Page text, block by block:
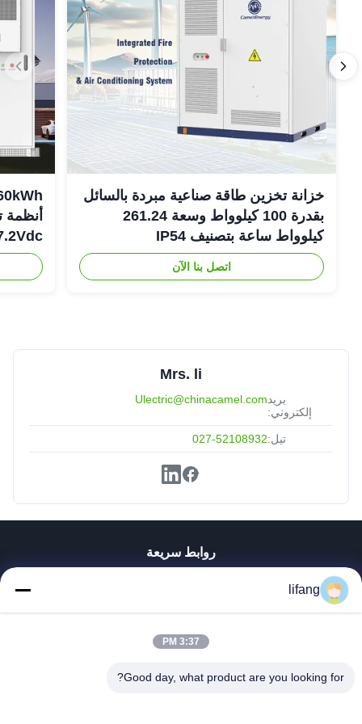
خزانة تخزين طاقة صناعية مبردة بالسائل
بقدرة 100 كيلوواط وسعة 261.24
كيلوواط ساعة بتصنيف IP54
اتصل بنا الآن
أنظمة
307.2Vdc
Mrs. li
بريد
إلكتروني:
Ulectric@chinacamel.com
تيل:027-52108932
روابط سريعة
جولة في المعمل
اتصل بنا
lifang
3:37 PM
Good day, what product are you looking for?